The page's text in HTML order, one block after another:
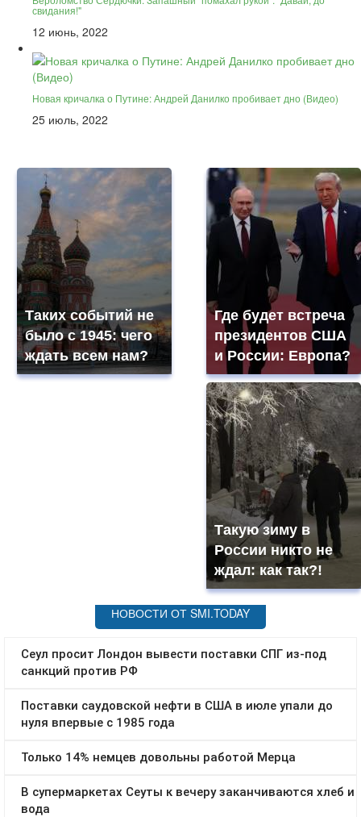
свидания!"
12 июнь, 2022
Новая кричалка о Путине: Андрей Данилко пробивает дно (Видео)
25 июль, 2022
Таких событий не
было с 1945: чего
ждать всем нам?
Где будет встреча
президентов США
и России: Европа?
Такую зиму в
России никто не
ждал: как так?!